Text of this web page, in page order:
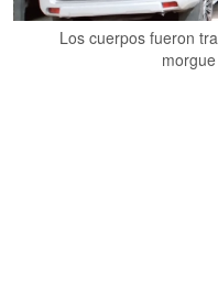
Los cuerpos fueron